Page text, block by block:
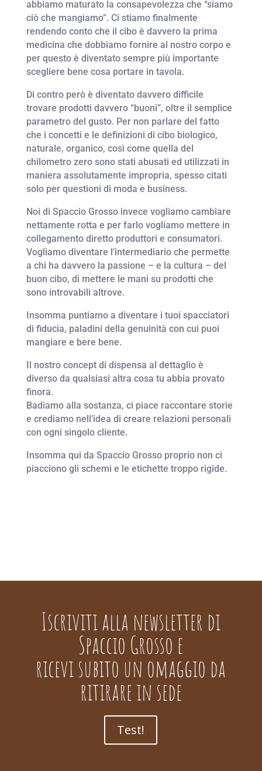
abbiamo maturato la consapevolezza che “siamo
ciò che mangiamo”. Ci stiamo finalmente
rendendo conto che il cibo è davvero la prima
medicina che dobbiamo fornire al nostro corpo e
per questo è diventato sempre più importante
scegliere bene cosa portare in tavola.
Di contro però è diventato davvero difficile
trovare prodotti davvero “buoni”, oltre il semplice
parametro del gusto. Per non parlare del fatto
che i concetti e le definizioni di cibo biologico,
naturale, organico, così come quella del
chilometro zero sono stati abusati ed utilizzati in
maniera assolutamente impropria, spesso citati
solo per questioni di moda e business.
Noi di Spaccio Grosso invece vogliamo cambiare
nettamente rotta e per farlo vogliamo mettere in
collegamento diretto produttori e consumatori.
Vogliamo diventare l’intermediario che permette
a chi ha davvero la passione – e la cultura – del
buon cibo, di mettere le mani su prodotti che
sono introvabili altrove.
Insomma puntiamo a diventare i tuoi spacciatori
di fiducia, paladini della genuinità con cui puoi
mangiare e bere bene.
Il nostro concept di dispensa al dettaglio è
diverso da qualsiasi altra cosa tu abbia provato
finora.
Badiamo alla sostanza, ci piace raccontare storie
e crediamo nell’idea di creare relazioni personali
con ogni singolo cliente.
Insomma qui da Spaccio Grosso proprio non ci
piacciono gli schemi e le etichette troppo rigide.
Iscriviti alla newsletter di
Spaccio Grosso e
ricevi subito un omaggio da
ritirare in sede
Test!